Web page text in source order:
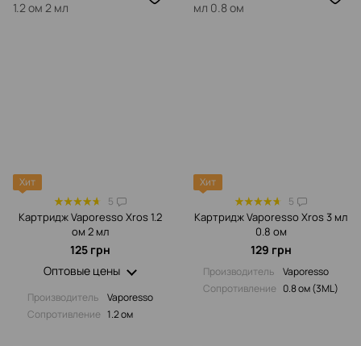
Хит
5
Картридж Vaporesso Xros 1.2
ом 2 мл
125 грн
Оптовые цены
Производитель
Vaporesso
Сопротивление‌ 1.2 ом
Хит
5
Картридж Vaporesso Xros 3 мл
0.8 ом
129 грн
Производитель
Vaporesso
Сопротивление‌ 0.8 ом (3ML)